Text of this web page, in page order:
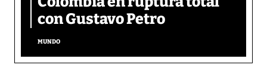
con Gustavo Petro
MUNDO